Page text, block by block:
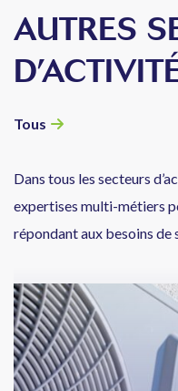
AUTRES
Tous
Dans tous les secteurs
expertises multi-métiers
répondant aux besoins de